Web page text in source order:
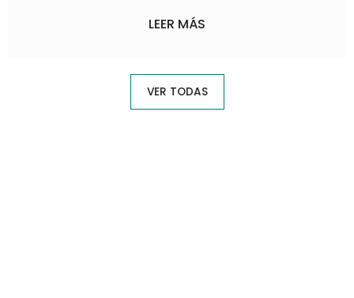
LEER MÁS
VER TODAS